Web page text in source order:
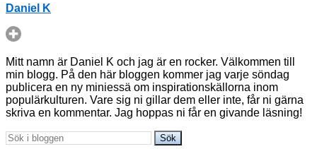
Daniel K
Mitt namn är Daniel K och jag är en rocker. Välkommen till
min blogg. På den här bloggen kommer jag varje söndag
publicera en ny miniessä om inspirationskällorna inom
populärkulturen. Vare sig ni gillar dem eller inte, får ni gärna
skriva en kommentar. Jag hoppas ni får en givande läsning!